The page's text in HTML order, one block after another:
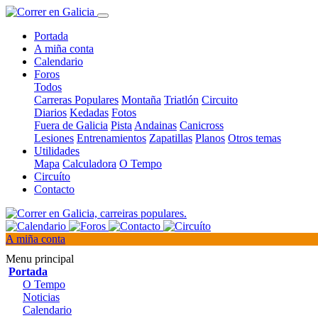
Portada
A miña conta
Calendario
Foros
Todos
Carreras Populares Montaña Triatlón Circuito
Diarios Kedadas Fotos
Fuera de Galicia Pista Andainas Canicross
Lesiones Entrenamientos Zapatillas Planos Otros temas
Utilidades
Mapa Calculadora O Tempo
Circuíto
Contacto
A miña conta
Menu principal
Portada
O Tempo
Noticias
Calendario